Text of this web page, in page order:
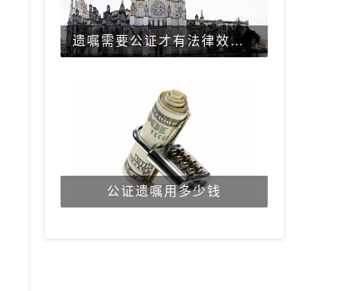
遗嘱需要公证才有法律效力吗？
公证遗嘱用多少钱